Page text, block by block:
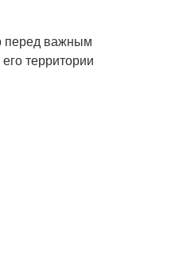
перед важным
территории